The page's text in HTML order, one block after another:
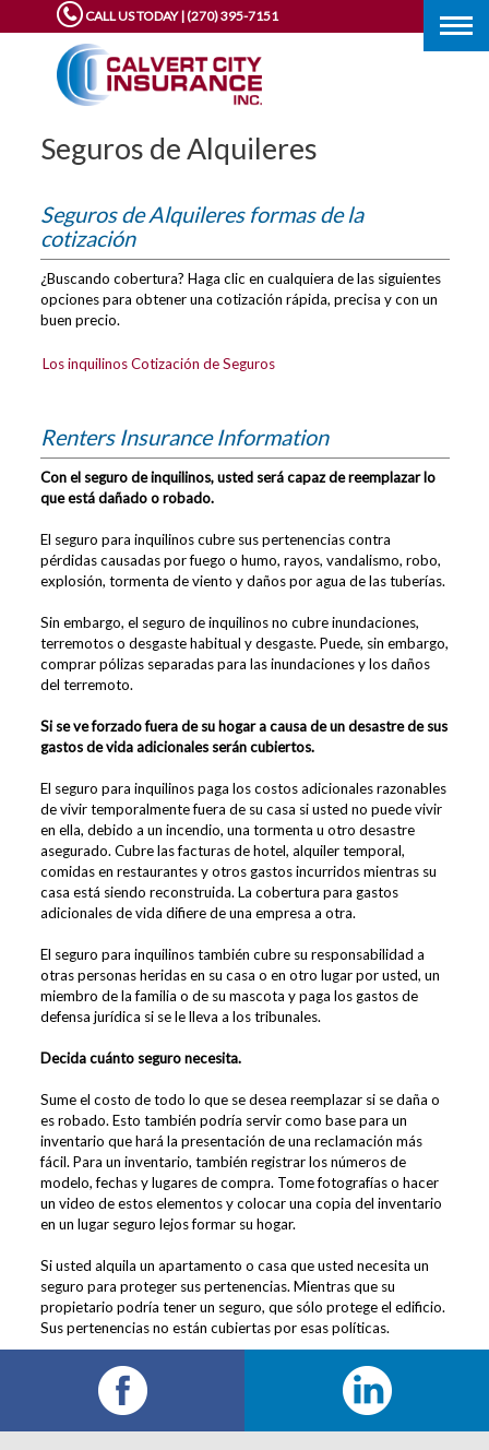
CALL US TODAY | (270) 395-7151
Seguros de Alquileres
Seguros de Alquileres formas de la
cotización
¿Buscando cobertura? Haga clic en cualquiera de las siguientes
opciones para obtener una cotización rápida, precisa y con un
buen precio.
Los inquilinos Cotización de Seguros
Renters Insurance Information
Con el seguro de inquilinos, usted será capaz de reemplazar lo
que está dañado o robado.
El seguro para inquilinos cubre sus pertenencias contra
pérdidas causadas por fuego o humo, rayos, vandalismo, robo,
explosión, tormenta de viento y daños por agua de las tuberías.
Sin embargo, el seguro de inquilinos no cubre inundaciones,
terremotos o desgaste habitual y desgaste. Puede, sin embargo,
comprar pólizas separadas para las inundaciones y los daños
del terremoto.
Si se ve forzado fuera de su hogar a causa de un desastre de sus
gastos de vida adicionales serán cubiertos.
El seguro para inquilinos paga los costos adicionales razonables
de vivir temporalmente fuera de su casa si usted no puede vivir
en ella, debido a un incendio, una tormenta u otro desastre
asegurado. Cubre las facturas de hotel, alquiler temporal,
comidas en restaurantes y otros gastos incurridos mientras su
casa está siendo reconstruida. La cobertura para gastos
adicionales de vida difiere de una empresa a otra.
El seguro para inquilinos también cubre su responsabilidad a
otras personas heridas en su casa o en otro lugar por usted, un
miembro de la familia o de su mascota y paga los gastos de
defensa jurídica si se le lleva a los tribunales.
Decida cuánto seguro necesita.
Sume el costo de todo lo que se desea reemplazar si se daña o
es robado. Esto también podría servir como base para un
inventario que hará la presentación de una reclamación más
fácil. Para un inventario, también registrar los números de
modelo, fechas y lugares de compra. Tome fotografías o hacer
un video de estos elementos y colocar una copia del inventario
en un lugar seguro lejos formar su hogar.
Si usted alquila un apartamento o casa que usted necesita un
seguro para proteger sus pertenencias. Mientras que su
propietario podría tener un seguro, que sólo protege el edificio.
Sus pertenencias no están cubiertas por esas políticas.